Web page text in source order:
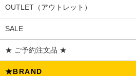
OUTLET（アウトレット）
SALE
★ ご予約注文品 ★
★BRAND